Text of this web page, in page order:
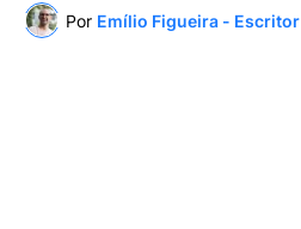
Por Emílio Figueira - Escritor